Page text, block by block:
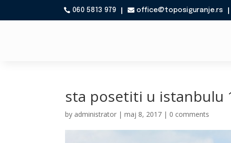
060 5813 979  office@toposiguranje.rs
sta posetiti u istanbulu
by administrator |maj 8, 2017 | 0 comments